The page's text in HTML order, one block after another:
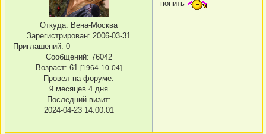
Откуда: Вена-Москва
Зарегистрирован: 2006-03-31
Приглашений: 0
Сообщений: 76042
Возраст: 61 [1964-10-04]
Провел на форуме:
9 месяцев 4 дня
Последний визит:
2024-04-23 14:00:01
попить